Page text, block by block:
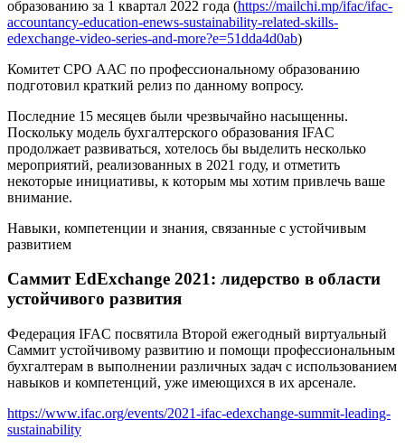
образованию за 1 квартал 2022 года (https://mailchi.mp/ifac/ifac-
accountancy-education-enews-sustainability-related-skills-
edexchange-video-series-and-more?e=51dda4d0ab)
Комитет СРО ААС по профессиональному образованию
подготовил краткий релиз по данному вопросу.
Последние 15 месяцев были чрезвычайно насыщенны.
Поскольку модель бухгалтерского образования IFAC
продолжает развиваться, хотелось бы выделить несколько
мероприятий, реализованных в 2021 году, и отметить
некоторые инициативы, к которым мы хотим привлечь ваше
внимание.
Навыки, компетенции и знания, связанные с устойчивым
развитием
Саммит EdExchange 2021: лидерство в области
устойчивого развития
Федерация IFAC посвятила Второй ежегодный виртуальный
Саммит устойчивому развитию и помощи профессиональным
бухгалтерам в выполнении различных задач с использованием
навыков и компетенций, уже имеющихся в их арсенале.
https://www.ifac.org/events/2021-ifac-edexchange-summit-leading-
sustainability